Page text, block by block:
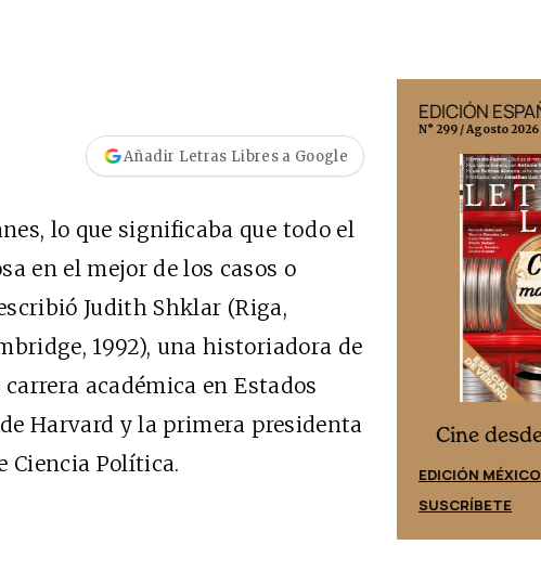
Añadir Letras Libres a Google
lo que significaba que todo el
en el mejor de los casos o
Judith Shklar (Riga,
1992), una historiadora de
académica en Estados
Harvard y la primera presidenta
Ciencia Política.
Cine desde los márgenes
EDICIÓN ESPAÑA
EDICIÓN
N° 299 / Agosto 2026
Cine
EDICIÓN MÉXICO
SUSCRÍBETE